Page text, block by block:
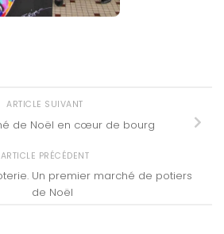
ARTICLE SUIVANT
de Noël en cœur de bourg
ARTICLE PRÉCÉDENT
Un premier marché de potiers
de Noël